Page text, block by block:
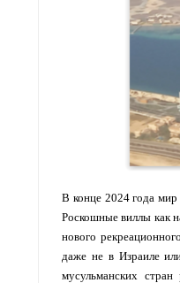
В конце 2024 года
Роскошные виллы как
нового
даже не в Израиле
мусульманских стран